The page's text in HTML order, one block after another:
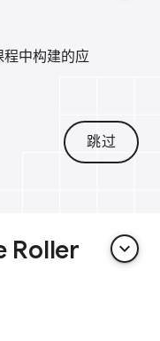
程中构建的应
跳过
Roller
keyboard_arrow_down